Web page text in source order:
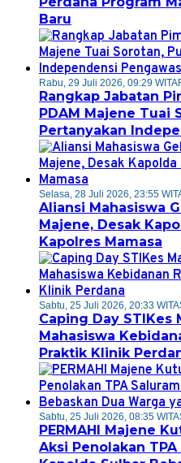
Baru
Rabu, 29 Juli 2026, 09:29 WITA
Rangkap Jabatan
PDAM Majene Tuai
Pertanyakan
Selasa, 28 Juli 2026, 23:55
Aliansi Mahasiswa
Majene, Desak
Kapolres Mamasa
Sabtu, 25 Juli 2026, 20:33 WITA
Caping Day STIKes
Mahasiswa
Praktik Klinik
Sabtu, 25 Juli 2026, 08:35 WITA
PERMAHI Majene
Aksi Penolakan